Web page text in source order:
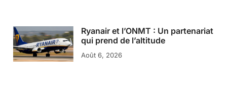
Ryanair et l’ONMT : Un partenariat
qui prend de l’altitude
Août 6, 2026